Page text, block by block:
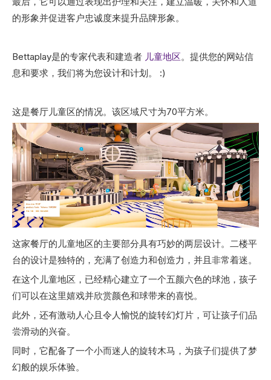
的形象并促进客户忠诚度来提升品牌形象。
Bettaplay是的专家代表和建造者 儿童地区。提供您的网站信
息和要求，我们将为您设计和计划。 :)
这是餐厅儿童区的情况。该区域尺寸为70平方米。
这家餐厅的儿童地区的主要部分具有巧妙的两层设计。二楼平
台的设计是独特的，充满了创造力和创造力，并且非常着迷。
在这个儿童地区，已经精心建立了一个五颜六色的球池，孩子
们可以在这里嬉戏并欣赏颜色和球带来的喜悦。
此外，还有激动人心且令人愉悦的旋转幻灯片，可让孩子们品
尝滑动的兴奋。
同时，它配备了一个小而迷人的旋转木马，为孩子们提供了梦
幻般的娱乐体验。